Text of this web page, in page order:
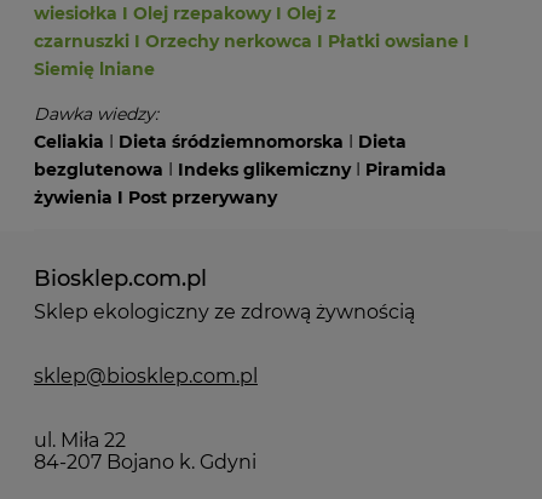
wiesiołka I Olej rzepakowyI Olej z
czarnuszki I Orzechy nerkowca I Płatki owsiane I
Siemię lniane
Dawka wiedzy:
Celiakia I Dieta śródziemnomorska I Dieta
bezglutenowa I Indeks glikemicznyI Piramida
żywienia I Post przerywany
Biosklep.com.pl
Sklep ekologiczny ze zdrową żywnością
sklep@biosklep.com.pl
ul. Miła 22
84-207 Bojano k. Gdyni